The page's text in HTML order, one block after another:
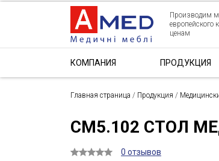
Производим
европейского
ценам
КОМПАНИЯ ПРОДУКЦИЯ
Главная страница / Продукция /
СМ5.102 СТОЛ
0 отзывов